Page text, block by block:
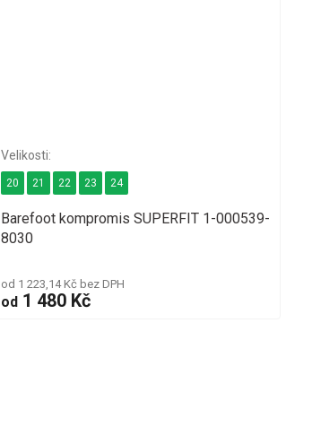
Barefoot kompromis SUPERFIT 1-000539-
8030
od 1 223,14 Kč bez DPH
od1 480 Kč
20 21 22 23 24